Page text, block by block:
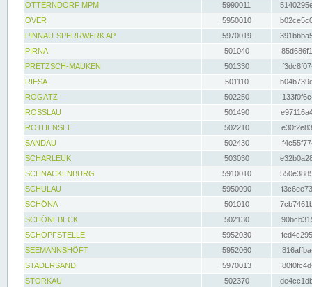
OTTERNDORF MPM
5990011
OVER
5950010
PINNAU-SPERRWERK AP
5970019
PIRNA
501040
PRETZSCH-MAUKEN
501330
RIESA
501110
ROGÄTZ
502250
ROSSLAU
501490
ROTHENSEE
502210
SANDAU
502430
SCHARLEUK
503030
SCHNACKENBURG
5910010
SCHULAU
5950090
SCHÖNA
501010
SCHÖNEBECK
502130
SCHÖPFSTELLE
5952030
SEEMANNSHÖFT
5952060
STADERSAND
5970013
STORKAU
502370